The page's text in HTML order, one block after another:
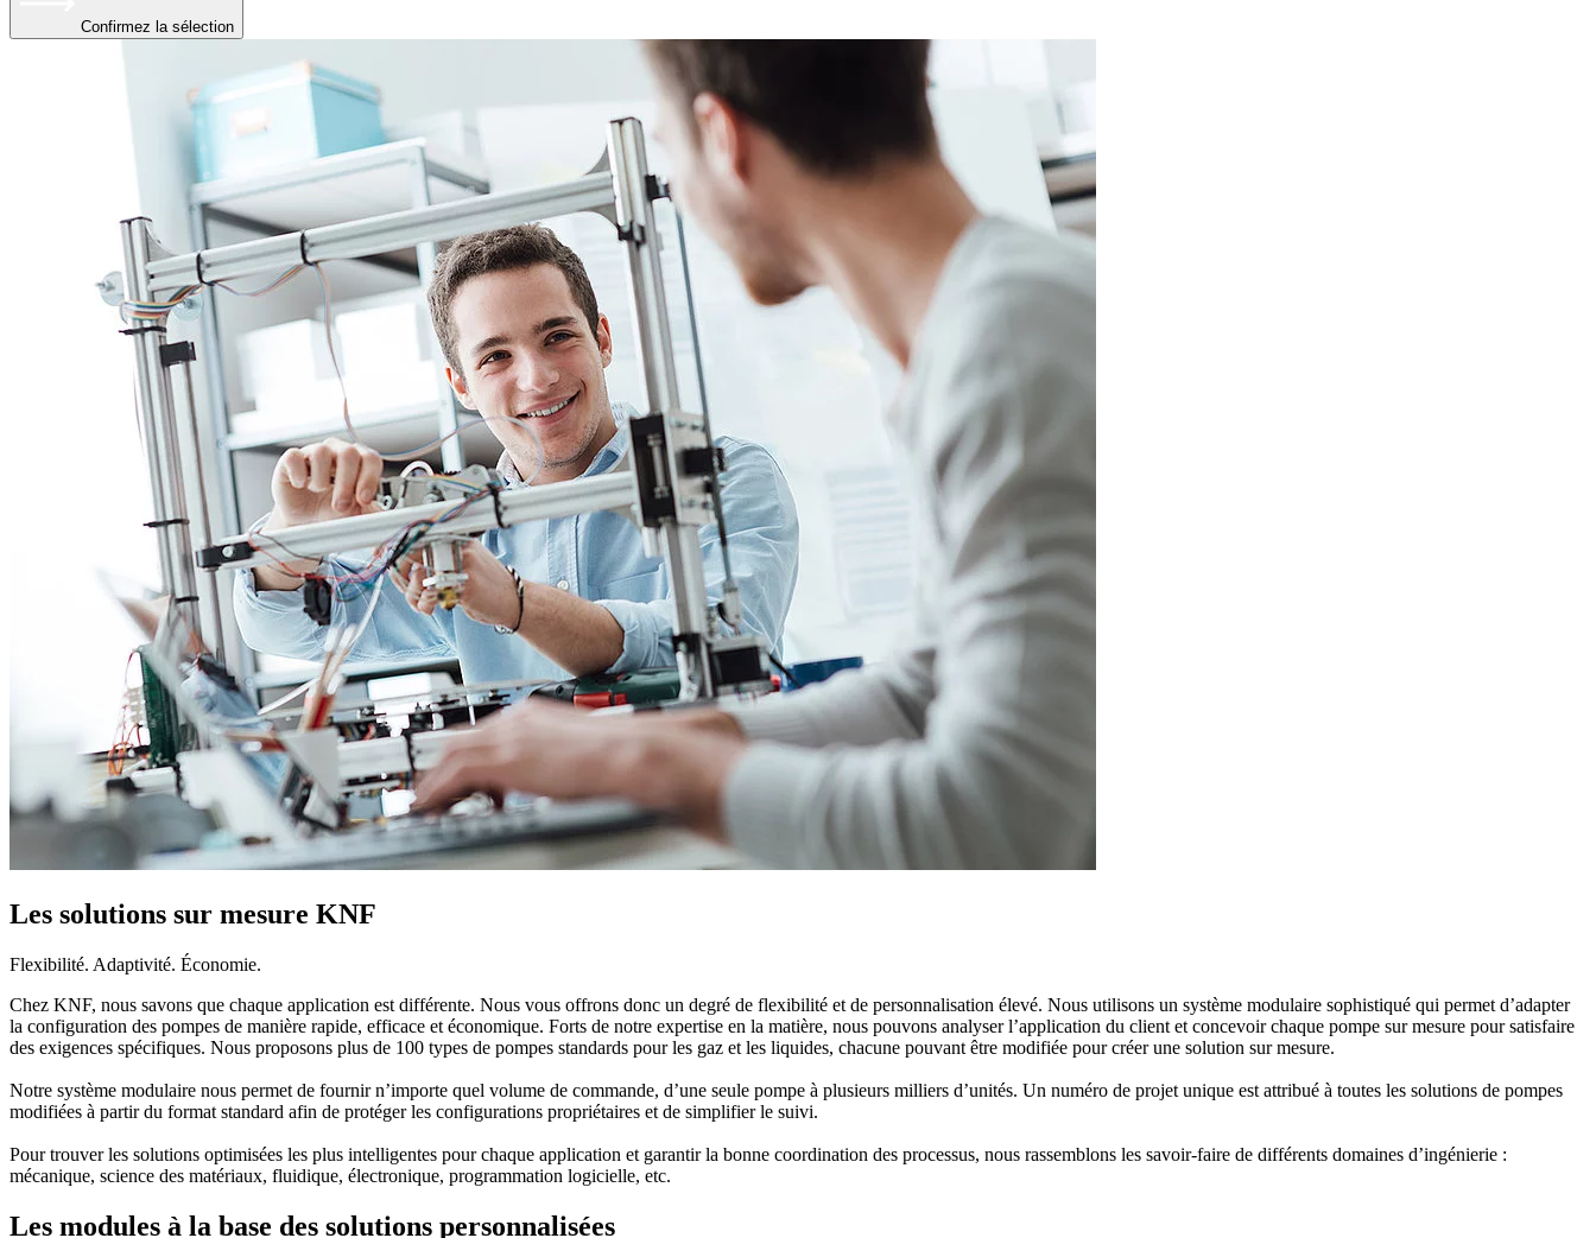
Confirmez la sélection
Les solutions sur mesure KNF
Flexibilité. Adaptivité. Économie.
Chez KNF, nous savons que chaque application est différente. Nous vous offrons donc un degré de flexibilité et de personnalisation élevé. Nous utilisons un système modulaire sophistiqué qui permet d’adapter
la configuration des pompes de manière rapide, efficace et économique. Forts de notre expertise en la matière, nous pouvons analyser l’application du client et concevoir chaque pompe sur mesure pour satisfaire
des exigences spécifiques. Nous proposons plus de 100 types de pompes standards pour les gaz et les liquides, chacune pouvant être modifiée pour créer une solution sur mesure.
Notre système modulaire nous permet de fournir n’importe quel volume de commande, d’une seule pompe à plusieurs milliers d’unités. Un numéro de projet unique est attribué à toutes les solutions de pompes
modifiées à partir du format standard afin de protéger les configurations propriétaires et de simplifier le suivi.
Pour trouver les solutions optimisées les plus intelligentes pour chaque application et garantir la bonne coordination des processus, nous rassemblons les savoir-faire de différents domaines d’ingénierie :
mécanique, science des matériaux, fluidique, électronique, programmation logicielle, etc.
Les modules à la base des solutions personnalisées